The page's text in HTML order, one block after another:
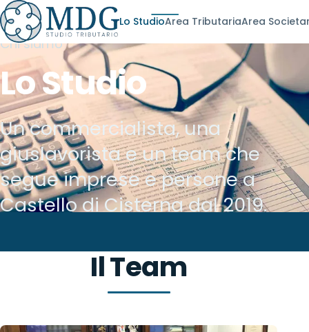
Lo StudioArea TributariaArea
Chi siamo
Lo Studio
Un commercialista, una
giuslavorista e un team che
segue imprese e persone a
Castello di Cisterna dal 2019.
Il Team